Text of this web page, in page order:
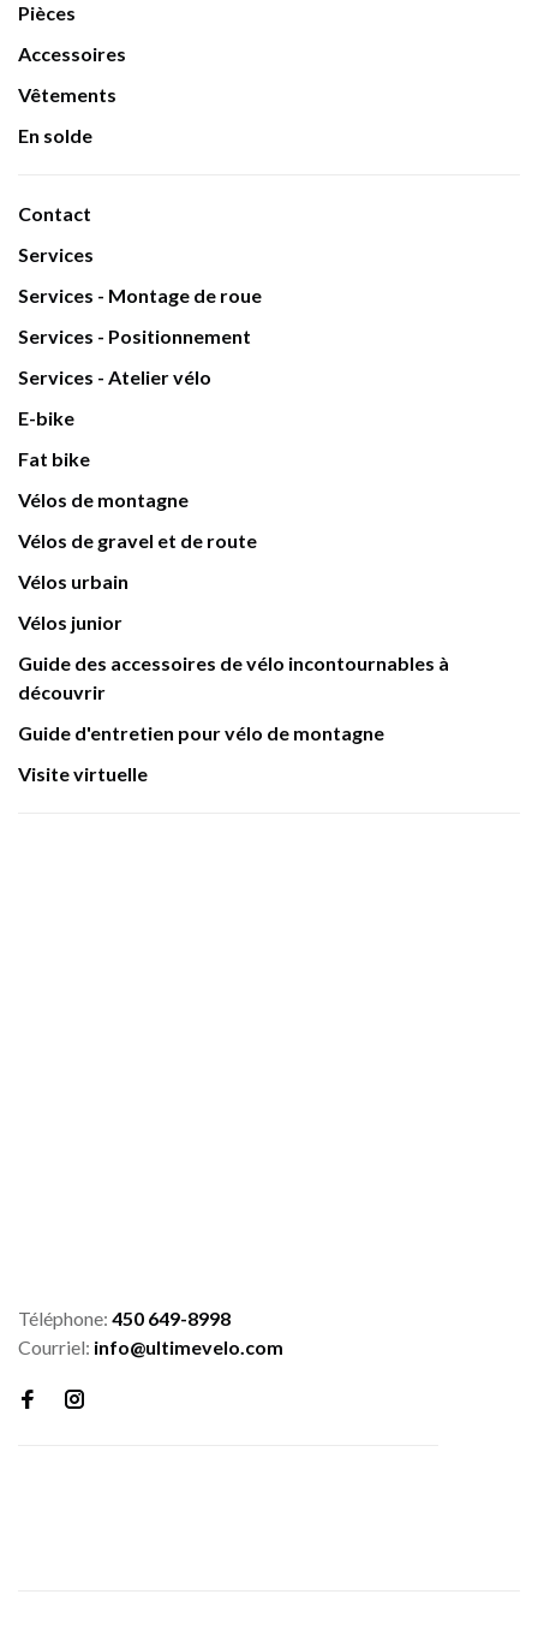
Pièces
Accessoires
Vêtements
En solde
Contact
Services
Services - Montage de roue
Services - Positionnement
Services - Atelier vélo
E-bike
Fat bike
Vélos de montagne
Vélos de gravel et de route
Vélos urbain
Vélos junior
Guide des accessoires de vélo incontournables à
découvrir
Guide d'entretien pour vélo de montagne
Visite virtuelle
Téléphone: 450 649-8998
Courriel: info@ultimevelo.com